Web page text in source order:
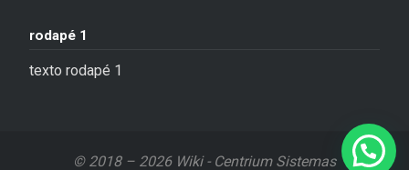
rodapé 1
texto rodapé 1
© 2018 – 2026 Wiki - Centrium Sistemas